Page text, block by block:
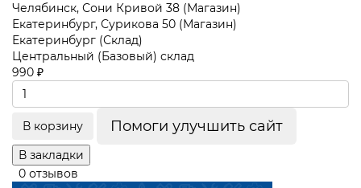
Челябинск, Сони Кривой 38 (Магазин)
Екатеринбург, Сурикова 50 (Магазин)
Екатеринбург (Склад)
Центральный (Базовый) склад
990 ₽
В корзину Помоги улучшить сайт
В закладки
0 отзывов